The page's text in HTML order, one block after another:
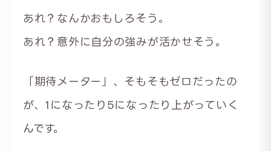
あれ？なんかおもしろそう。
あれ？意外に自分の強みが活かせそう。
「期待メーター」、そもそもゼロだったの
が、1になったり5になったり上がっていく
んです。